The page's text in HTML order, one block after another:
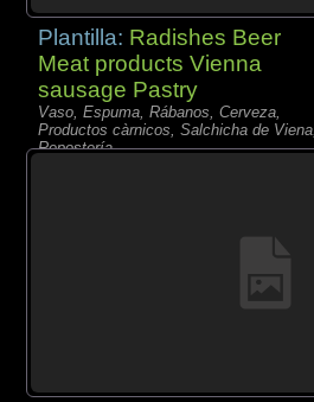
Plantilla: Radishes Beer
Meat products Vienna
sausage Pastry
Vaso, Espuma, Rábanos, Cerveza,
Productos càrnicos, Salchicha de Viena,
Repostería,